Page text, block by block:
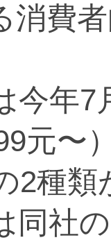
消費
今年
元〜
2種
同社